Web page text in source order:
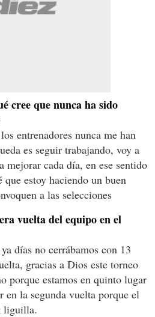
cree que nunca ha sido
entrenadores nunca me han
es seguir trabajando, voy a
mejorar cada día, en ese sentido
estoy haciendo un buen
a las selecciones
vuelta del equipo en el
días no cerrábamos con 13
gracias a Dios este torneo
porque estamos en quinto lugar
en la segunda vuelta porque el
liguilla.